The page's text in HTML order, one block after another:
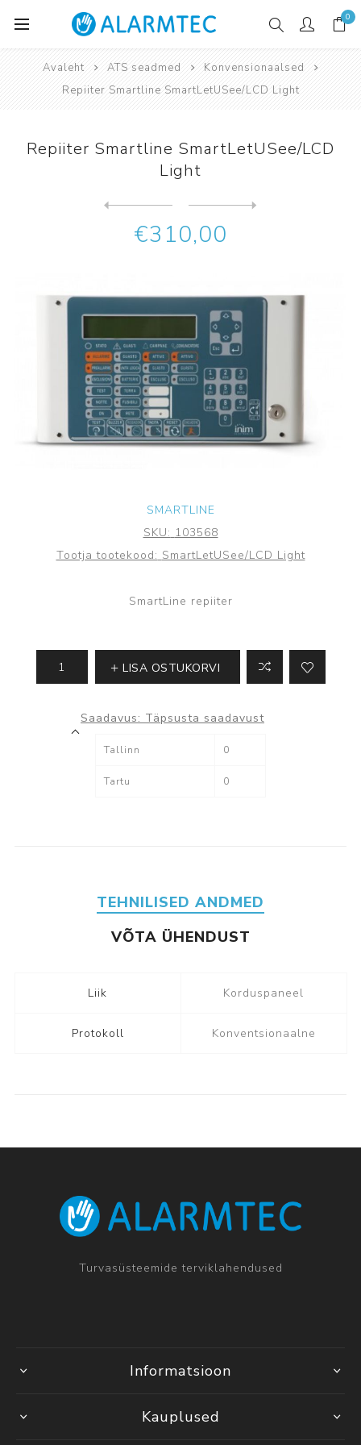
0
Avaleht ATS seadmed
Konvensionaalsed
Repiiter Smartline SmartLetUSee/LCD Light
Repiiter Smartline SmartLetUSee/LCD
Light
€310,00
SMARTLINE
SKU: 103568
Tootja tootekood: SmartLetUSee/LCD Light
SmartLine repiiter
LISA OSTUKORVI
Saadavus: Täpsusta saadavust
Tallinn 0
Tartu 0
TEHNILISED ANDMED
VÕTA ÜHENDUST
Liik Korduspaneel
Protokoll Konventsionaalne
Turvasüsteemide terviklahendused
Informatsioon
Kauplused